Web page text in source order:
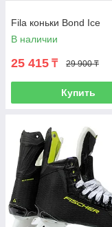
Fila коньки Bond Ice
В наличии
25 415 ₸ 29 900 ₸
Купить